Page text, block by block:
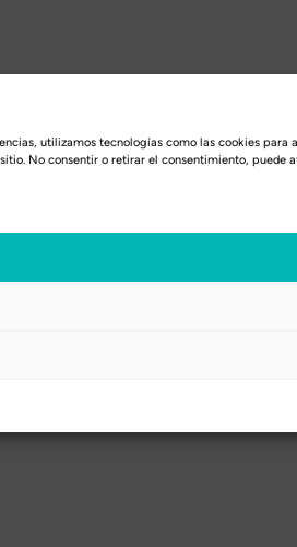
utilizamos tecnologías como las cookies
No consentir o retirar el consentimiento,